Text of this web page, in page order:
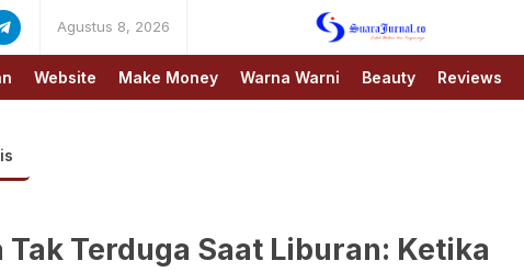
Agustus 8, 2026
SUARAJURNAL.CO
Website Make Money Warna Warni Beauty Reviews
Tak Terduga Saat Liburan: Ketika